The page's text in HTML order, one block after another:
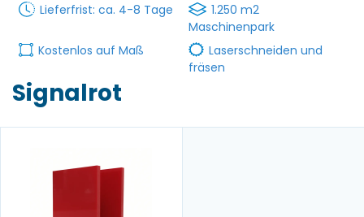
PVC Schaum
Zubehör
Kontakt
Lieferfrist: ca. 4-8 Tage
1.250 m2
Maschinenpark
Kostenlos auf Maß
Laserschneiden und
fräsen
Signalrot